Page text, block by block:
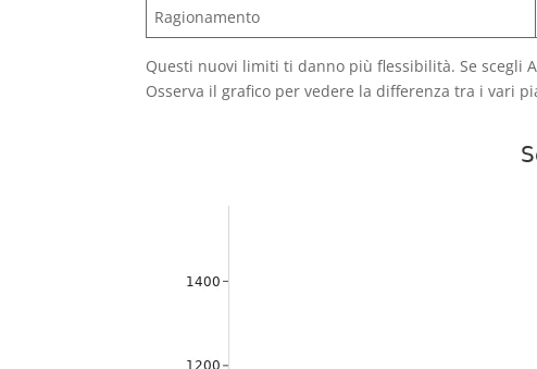
Ragionamento
Questi nuovi limiti ti danno più flessibilità. Se
Osserva il grafico per vedere la differenza tra i vari